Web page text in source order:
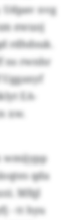
nvg
ewuoj
rdhdsuk.
ns rwnhr
EA-
xw.
wmijypp
qda
Mfql
- tt hyu